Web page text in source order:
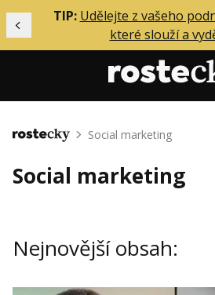
Předchozí
TIP: Udělejte z vašeho
které slouží a
Mentoring
Solo
Inzerce
Domů Social marketing
Social marketing
Nejnovější obsah: